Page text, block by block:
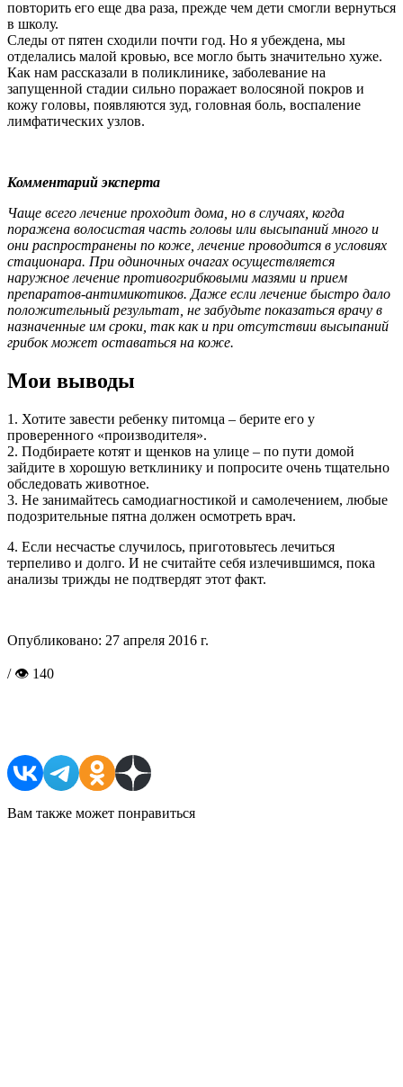
повторить его еще два раза, прежде чем дети смогли вернуться
в школу.
Следы от пятен сходили почти год. Но я убеждена, мы
отделались малой кровью, все могло быть значительно хуже.
Как нам рассказали в поликлинике, заболевание на
запущенной стадии сильно поражает волосяной покров и
кожу головы, появляются зуд, головная боль, воспаление
лимфатических узлов.
Комментарий эксперта
Чаще всего лечение проходит дома, но в случаях, когда
поражена волосистая часть головы или высыпаний много и
они распространены по коже, лечение проводится в условиях
стационара. При одиночных очагах осуществляется
наружное лечение противогрибковыми мазями и прием
препаратов-антимикотиков. Даже если лечение быстро дало
положительный результат, не забудьте показаться врачу в
назначенные им сроки, так как и при отсутствии высыпаний
грибок может оставаться на коже.
Мои выводы
1. Хотите завести ребенку питомца – берите его у
проверенного «производителя».
2. Подбираете котят и щенков на улице – по пути домой
зайдите в хорошую ветклинику и попросите очень тщательно
обследовать животное.
3. Не занимайтесь самодиагностикой и самолечением, любые
подозрительные пятна должен осмотреть врач.
4. Если несчастье случилось, приготовьтесь лечиться
терпеливо и долго. И не считайте себя излечившимся, пока
анализы трижды не подтвердят этот факт.
Опубликовано: 27 апреля 2016 г.
/ 👁 140
Вам также может понравиться